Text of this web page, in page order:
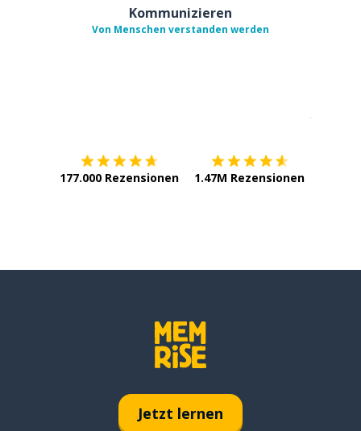
Kommunizieren
Von Menschen verstanden werden
177.000 Rezensionen 1.47M Rezensionen
Jetzt lernen